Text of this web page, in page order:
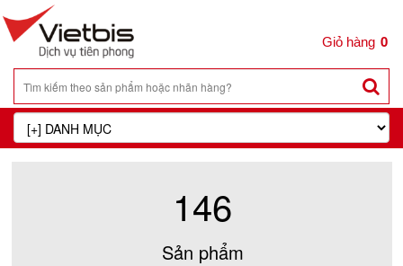
0
146
Sản phẩm